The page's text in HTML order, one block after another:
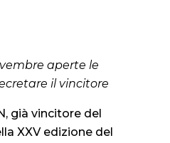
aperte le
il vincitore
già vincitore del
XXV edizione del